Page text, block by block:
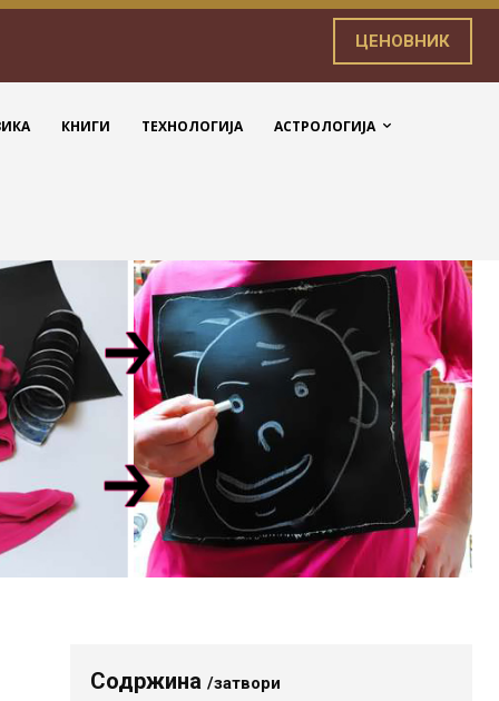
ЦЕНОВНИК
КНИГИ ТЕХНОЛОГИЈА АСТРОЛОГИЈА
Содржина/затвори